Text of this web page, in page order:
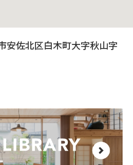
安佐北区白木町大字秋山字